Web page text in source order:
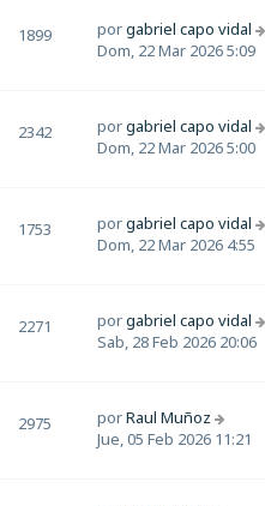
1899 porgabriel capo vidal
Dom, 22 Mar 2026 5:09
2342 porgabriel capo vidal
Dom, 22 Mar 2026 5:00
1753 porgabriel capo vidal
Dom, 22 Mar 2026 4:55
2271 porgabriel capo vidal
Sab, 28 Feb 2026 20:06
2975 porRaul Muñoz
Jue, 05 Feb 2026 11:21